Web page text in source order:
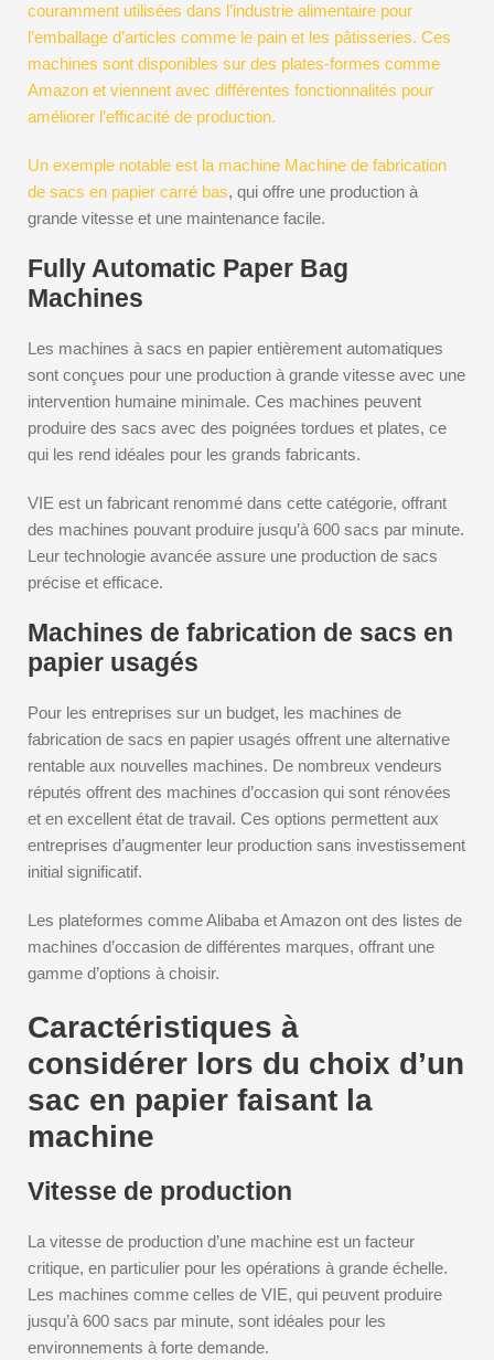
couramment utilisées dans l’industrie alimentaire pour
l’emballage d’articles comme le pain et les pâtisseries. Ces
machines sont disponibles sur des plates-formes comme
Amazon et viennent avec différentes fonctionnalités pour
améliorer l’efficacité de production.
Un exemple notable est la machine Machine de fabrication
de sacs en papier carré bas, qui offre une production à
grande vitesse et une maintenance facile.
Fully Automatic Paper Bag
Machines
Les machines à sacs en papier entièrement automatiques
sont conçues pour une production à grande vitesse avec une
intervention humaine minimale. Ces machines peuvent
produire des sacs avec des poignées tordues et plates, ce
qui les rend idéales pour les grands fabricants.
VIE est un fabricant renommé dans cette catégorie, offrant
des machines pouvant produire jusqu’à 600 sacs par minute.
Leur technologie avancée assure une production de sacs
précise et efficace.
Machines de fabrication de sacs en
papier usagés
Pour les entreprises sur un budget, les machines de
fabrication de sacs en papier usagés offrent une alternative
rentable aux nouvelles machines. De nombreux vendeurs
réputés offrent des machines d’occasion qui sont rénovées
et en excellent état de travail. Ces options permettent aux
entreprises d’augmenter leur production sans investissement
initial significatif.
Les plateformes comme Alibaba et Amazon ont des listes de
machines d’occasion de différentes marques, offrant une
gamme d’options à choisir.
Caractéristiques à
considérer lors du choix d’un
sac en papier faisant la
machine
Vitesse de production
La vitesse de production d’une machine est un facteur
critique, en particulier pour les opérations à grande échelle.
Les machines comme celles de VIE, qui peuvent produire
jusqu’à 600 sacs par minute, sont idéales pour les
environnements à forte demande.